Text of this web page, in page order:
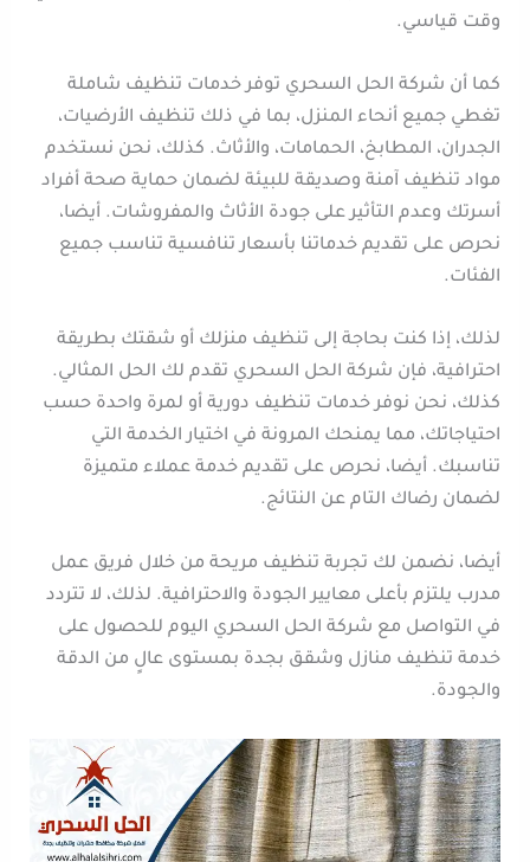
وقت قياسي.
كما أن شركة الحل السحري توفر خدمات تنظيف شاملة
تغطي جميع أنحاء المنزل، بما في ذلك تنظيف الأرضيات،
الجدران، المطابخ، الحمامات، والأثاث. كذلك، نحن نستخدم
مواد تنظيف آمنة وصديقة للبيئة لضمان حماية صحة أفراد
أسرتك وعدم التأثير على جودة الأثاث والمفروشات. أيضا،
نحرص على تقديم خدماتنا بأسعار تنافسية تناسب جميع
الفئات.
لذلك، إذا كنت بحاجة إلى تنظيف منزلك أو شقتك بطريقة
احترافية، فإن شركة الحل السحري تقدم لك الحل المثالي.
كذلك، نحن نوفر خدمات تنظيف دورية أو لمرة واحدة حسب
احتياجاتك، مما يمنحك المرونة في اختيار الخدمة التي
تناسبك. أيضا، نحرص على تقديم خدمة عملاء متميزة
لضمان رضاك التام عن النتائج.
أيضا، نضمن لك تجربة تنظيف مريحة من خلال فريق عمل
مدرب يلتزم بأعلى معايير الجودة والاحترافية. لذلك، لا تتردد
في التواصل مع شركة الحل السحري اليوم للحصول على
خدمة تنظيف منازل وشقق بجدة بمستوى عالٍ من الدقة
والجودة.